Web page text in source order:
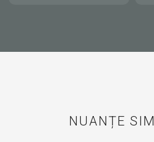
NUANȚE